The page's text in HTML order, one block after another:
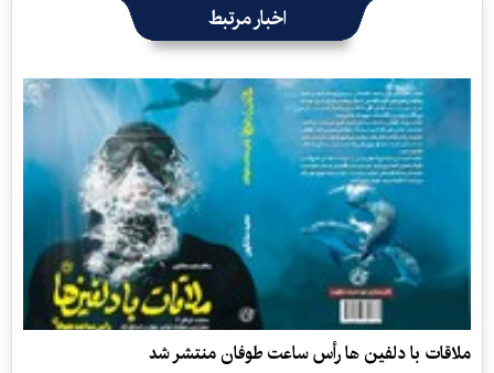
اخبار مرتبط
ملاقات با دلفین ها رأس ساعت طوفان منتشر شد